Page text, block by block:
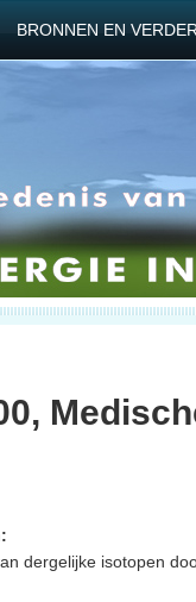
BRONNEN EN
dergelijke isotopen